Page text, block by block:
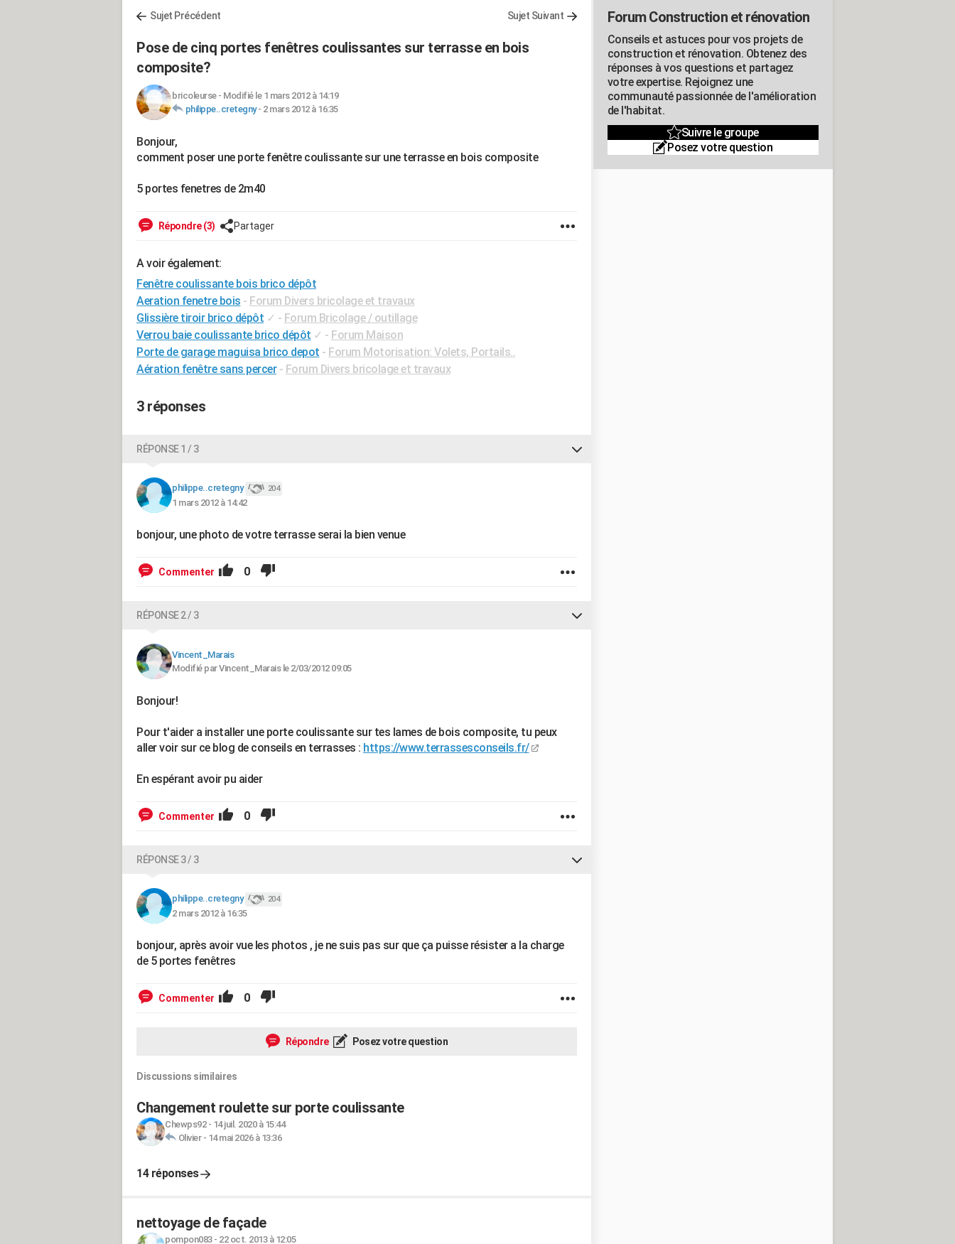
Sujet Précédent Sujet Suivant
Pose de cinq portes fenêtres coulissantes sur terrasse en bois
composite?
bricoleurse- Modifié le 1 mars 2012 à 14:19
philippe..cretegny- 2 mars 2012 à 16:35
Bonjour,
comment poser une porte fenêtre coulissante sur une terrasse en bois composite
5 portes fenetres de 2m40
Répondre (3) Partager
A voir également:
Fenêtre coulissante bois brico dépôt
Aeration fenetre bois - Forum Divers bricolage et travaux
Glissière tiroir brico dépôt ✓ - Forum Bricolage / outillage
Verrou baie coulissante brico dépôt ✓ - Forum Maison
Porte de garage maguisa brico depot - Forum Motorisation: Volets, Portails..
Aération fenêtre sans percer - Forum Divers bricolage et travaux
3 réponses
RÉPONSE 1 / 3
philippe..cretegny 204
1 mars 2012 à 14:42
bonjour, une photo de votre terrasse serai la bien venue
Commenter 0
RÉPONSE 2 / 3
Vincent_Marais
Modifié par Vincent_Marais le 2/03/2012 09:05
Bonjour!
Pour t'aider a installer une porte coulissante sur tes lames de bois composite, tu peux
aller voir sur ce blog de conseils en terrasses : https://www.terrassesconseils.fr/
En espérant avoir pu aider
Commenter 0
RÉPONSE 3 / 3
philippe..cretegny 204
2 mars 2012 à 16:35
bonjour, après avoir vue les photos , je ne suis pas sur que ça puisse résister a la charge
de 5 portes fenêtres
Commenter 0
Répondre Posez votre question
Discussions similaires
Changement roulette sur porte coulissante
Chewps92- 14 juil. 2020 à 15:44
Olivier- 14 mai 2026 à 13:36
14 réponses
nettoyage de façade
pompon083- 22 oct. 2013 à 12:05
Forum Construction et rénovation
Conseils et astuces pour vos projets de
construction et rénovation. Obtenez des
réponses à vos questions et partagez
votre expertise. Rejoignez une
communauté passionnée de l'amélioration
de l'habitat.
Suivre le groupe
Posez votre question